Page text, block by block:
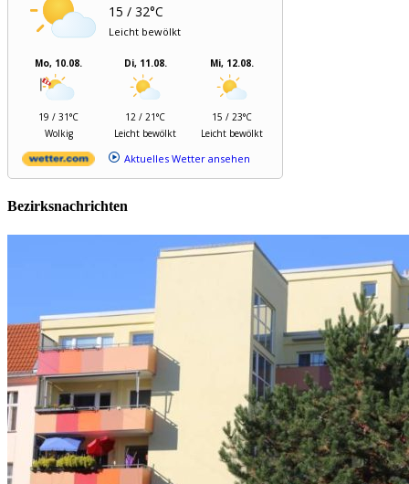
15 / 32°C
Leicht bewölkt
Mo, 10.08.
19 / 31°C
Wolkig
Di, 11.08.
12 / 21°C
Leicht bewölkt
Mi, 12.08.
15 / 23°C
Leicht bewölkt
Aktuelles Wetter ansehen
Bezirksnachrichten